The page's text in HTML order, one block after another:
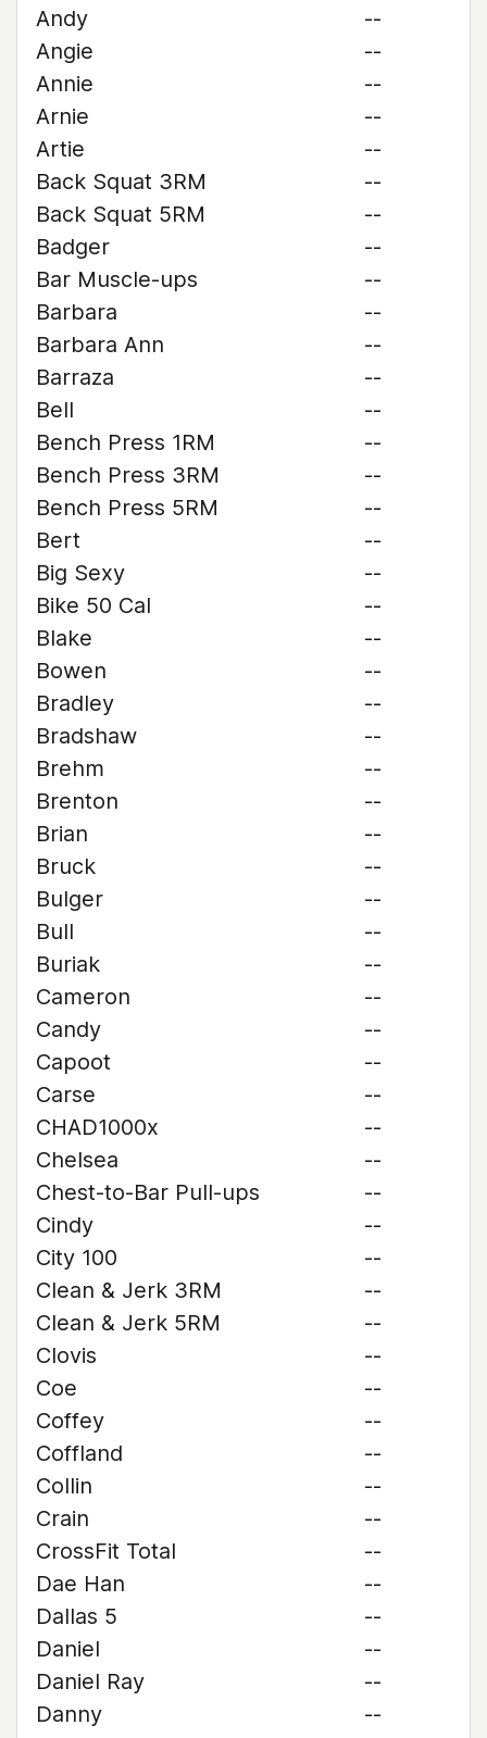
Andy
--
Angie
--
Annie
--
Arnie
--
Artie
--
Back Squat 3RM
--
Back Squat 5RM
--
Badger
--
Bar Muscle-ups
--
Barbara
--
Barbara Ann
--
Barraza
--
Bell
--
Bench Press 1RM
--
Bench Press 3RM
--
Bench Press 5RM
--
Bert
--
Big Sexy
--
Bike 50 Cal
--
Blake
--
Bowen
--
Bradley
--
Bradshaw
--
Brehm
--
Brenton
--
Brian
--
Bruck
--
Bulger
--
Bull
--
Buriak
--
Cameron
--
Candy
--
Capoot
--
Carse
--
CHAD1000x
--
Chelsea
--
Chest-to-Bar Pull-ups
--
Cindy
--
City 100
--
Clean & Jerk 3RM
--
Clean & Jerk 5RM
--
Clovis
--
Coe
--
Coffey
--
Coffland
--
Collin
--
Crain
--
CrossFit Total
--
Dae Han
--
Dallas 5
--
Daniel
--
Daniel Ray
--
Danny
--